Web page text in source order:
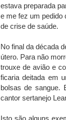
estava preparada
e me fez um pedido
de crise de saúde.
No final da década
útero. Para não
trouxe de avião e
ficaria deitada em
bolsas de sangue.
cantor sertanejo
Isto são alguns